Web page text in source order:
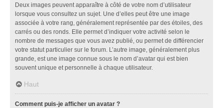
Deux images peuvent apparaître à côté de votre nom d’utilisateur
lorsque vous consultez un sujet. Une d’elles peut être une image
associée à votre rang, généralement représentée par des étoiles, des
carrés ou des ronds. Elle permet d’indiquer votre activité selon le
nombre de messages que vous avez publié, ou permet de différencier
votre statut particulier sur le forum. L’autre image, généralement plus
grande, est une image connue sous le nom d’avatar qui est bien
souvent unique et personnelle à chaque utilisateur.
Haut
Comment puis-je afficher un avatar ?